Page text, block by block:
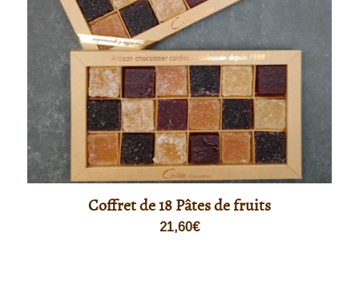
Coffret de 18 Pâtes de fruits
21,60€